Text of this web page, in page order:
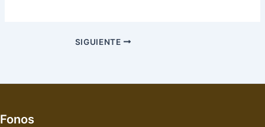
SIGUIENTE
Fonos